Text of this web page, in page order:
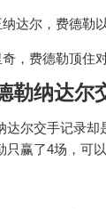
达尔，费德勒
，费德勒顶住
勒纳达尔
尔交手记录
赢了4场，可